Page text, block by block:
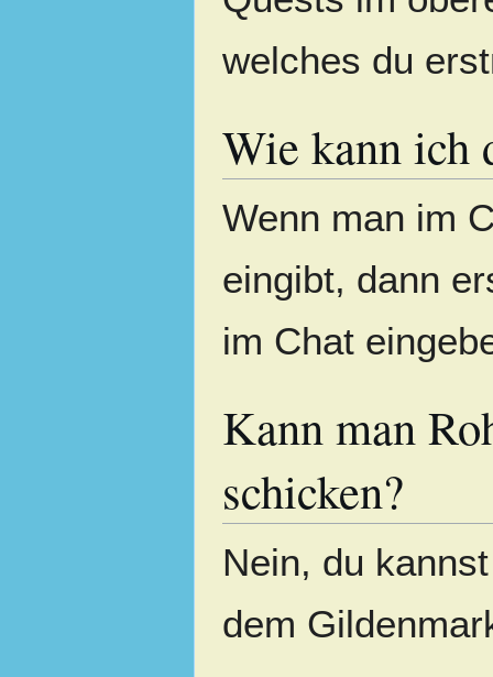
welches du
Wie kann ich
Wenn man im
eingibt, dann
im Chat
Kann man
schicken?
Nein, du
dem